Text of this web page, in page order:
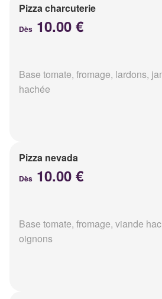
Pizza charcuterie
Dès 10.00 €
Base tomate, fromage, lardons,
hachée
Pizza nevada
Dès 10.00 €
Base tomate, fromage, viande
oignons